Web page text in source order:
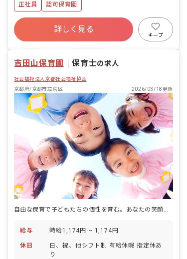
正社員 認可保育園
詳しく見る
キープ
吉田山保育園 ｜保育士の求人
社会福祉法人京都社会福祉協会
京都府/京都市左京区
2026/03/18更新
自由な保育で子どもたちの個性を育む。あなたの笑顔が明日を創る。
給与 時給1,174円 ~ 1,174円
休日
日、祝、他シフト制 有給休暇 指定休あ
り